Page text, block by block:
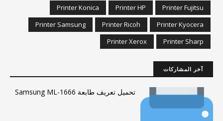
Printer Fujitsu
Printer HP
Printer Konica
Printer Kyocera
Printer Ricoh
Printer Samsung
Printer Sharp
Printer Xerox
آخر المشاركات
تحميل تعريف طابعة Samsung ML-1666